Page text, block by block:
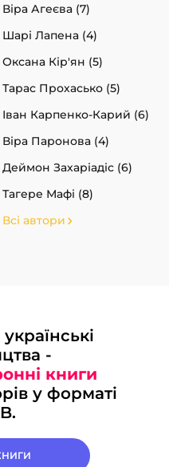
Віра Агеєва (7)
Шарі Лапена (4)
Оксана Кір'ян (5)
Тарас Прохасько (5)
Іван Карпенко-Карий (6)
Віра Паронова (4)
Деймон Захаріадіс (6)
Тагере Мафі (8)
Всі автори
українські
-
книги
у форматі